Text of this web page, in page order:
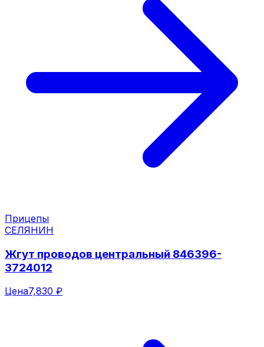
Прицепы
СЕЛЯНИН
Жгут проводов центральный 846396-
3724012
Цена7,830 ₽